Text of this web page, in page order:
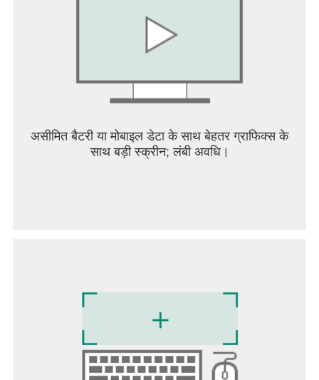
become the racing master of our most adventurous,
amusing and challenging tracks!
असीमित बैटरी या मोबाइल डेटा के साथ बेहतर ग्राफिक्स के
साथ बड़ी स्क्रीन; लंबी अवधि।